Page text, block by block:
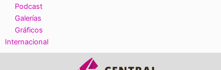
Podcast
Galerías
Gráficos
Internacional